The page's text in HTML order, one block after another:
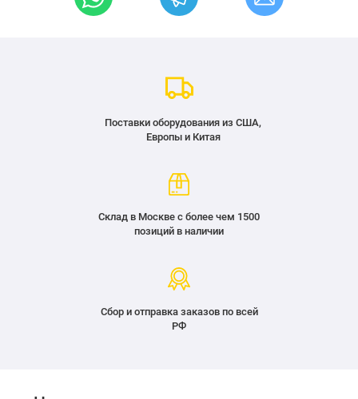
Поставки оборудования из США,
Европы и Китая
Склад в Москве с более чем 1500
позиций в наличии
Сбор и отправка заказов по всей
РФ